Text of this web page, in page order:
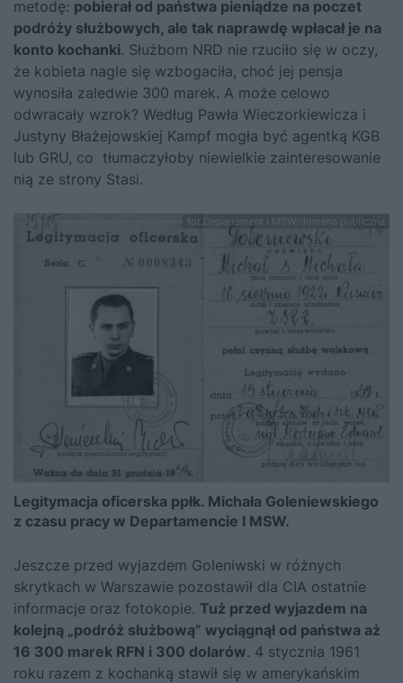
metodę: pobierał od państwa pieniądze na poczet
podróży służbowych, ale tak naprawdę wpłacał je na
konto kochanki. Służbom NRD nie rzuciło się w oczy,
że kobieta nagle się wzbogaciła, choć jej pensja
wynosiła zaledwie 300 marek. A może celowo
odwracały wzrok? Według Pawła Wieczorkiewicza i
Justyny Błażejowskiej Kampf mogła być agentką KGB
lub GRU, co tłumaczyłoby niewielkie zainteresowanie
nią ze strony Stasi.
fot.Departament I MSW/domena publiczna
Legitymacja oficerska ppłk. Michała Goleniewskiego
z czasu pracy w Departamencie I MSW.
Jeszcze przed wyjazdem Goleniwski w różnych
skrytkach w Warszawie pozostawił dla CIA ostatnie
informacje oraz fotokopie. Tuż przed wyjazdem na
kolejną „podróż służbową” wyciągnął od państwa aż
16 300 marek RFN i 300 dolarów. 4 stycznia 1961
roku razem z kochanką stawił się w amerykańskim